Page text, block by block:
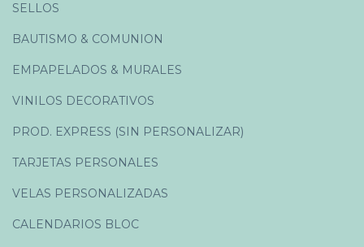
SELLOS
BAUTISMO & COMUNION
EMPAPELADOS & MURALES
VINILOS DECORATIVOS
PROD. EXPRESS (SIN PERSONALIZAR)
TARJETAS PERSONALES
VELAS PERSONALIZADAS
CALENDARIOS BLOC